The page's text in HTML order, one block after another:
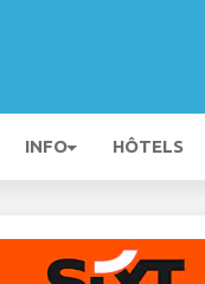
INFO HÔTELS